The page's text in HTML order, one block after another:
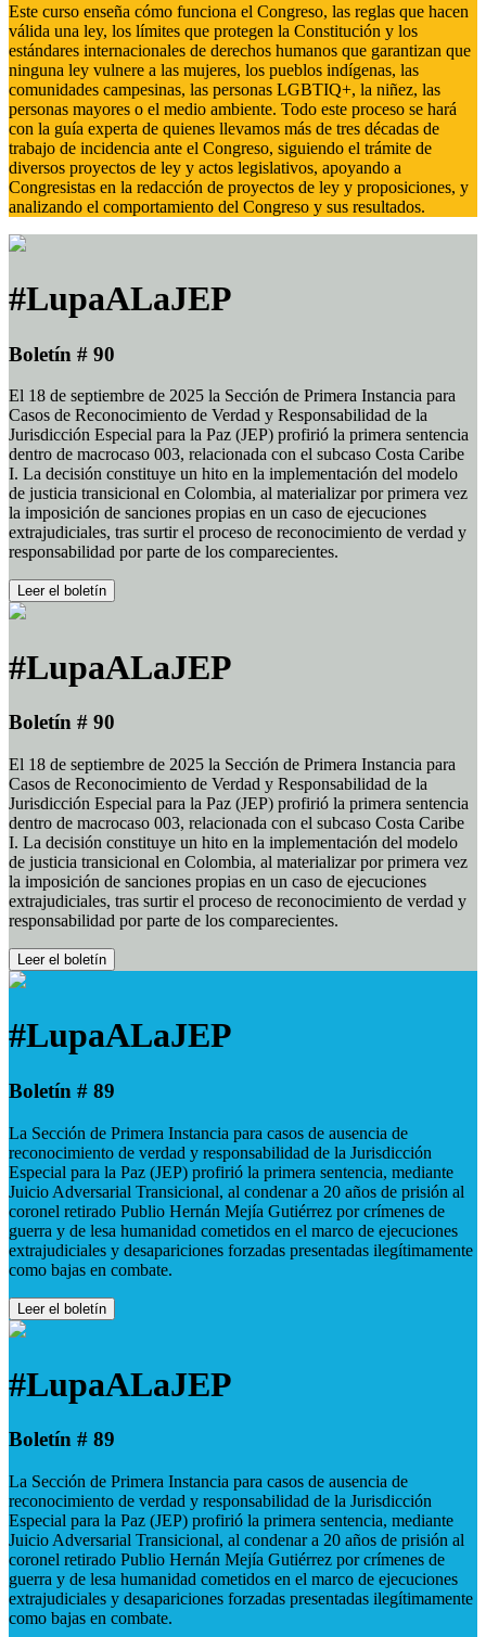
Este curso enseña cómo funciona el Congreso, las reglas que hacen
válida una ley, los límites que protegen la Constitución y los
estándares internacionales de derechos humanos que garantizan que
ninguna ley vulnere a las mujeres, los pueblos indígenas, las
comunidades campesinas, las personas LGBTIQ+, la niñez, las
personas mayores o el medio ambiente. Todo este proceso se hará
con la guía experta de quienes llevamos más de tres décadas de
trabajo de incidencia ante el Congreso, siguiendo el trámite de
diversos proyectos de ley y actos legislativos, apoyando a
Congresistas en la redacción de proyectos de ley y proposiciones, y
analizando el comportamiento del Congreso y sus resultados.
#LupaALaJEP
Boletín # 90
El 18 de septiembre de 2025 la Sección de Primera Instancia para
Casos de Reconocimiento de Verdad y Responsabilidad de la
Jurisdicción Especial para la Paz (JEP) profirió la primera sentencia
dentro de macrocaso 003, relacionada con el subcaso Costa Caribe
I. La decisión constituye un hito en la implementación del modelo
de justicia transicional en Colombia, al materializar por primera vez
la imposición de sanciones propias en un caso de ejecuciones
extrajudiciales, tras surtir el proceso de reconocimiento de verdad y
responsabilidad por parte de los comparecientes.
Leer el boletín
#LupaALaJEP
Boletín # 90
El 18 de septiembre de 2025 la Sección de Primera Instancia para
Casos de Reconocimiento de Verdad y Responsabilidad de la
Jurisdicción Especial para la Paz (JEP) profirió la primera sentencia
dentro de macrocaso 003, relacionada con el subcaso Costa Caribe
I. La decisión constituye un hito en la implementación del modelo
de justicia transicional en Colombia, al materializar por primera vez
la imposición de sanciones propias en un caso de ejecuciones
extrajudiciales, tras surtir el proceso de reconocimiento de verdad y
responsabilidad por parte de los comparecientes.
Leer el boletín
#LupaALaJEP
Boletín # 89
La Sección de Primera Instancia para casos de ausencia de
reconocimiento de verdad y responsabilidad de la Jurisdicción
Especial para la Paz (JEP) profirió la primera sentencia, mediante
Juicio Adversarial Transicional, al condenar a 20 años de prisión al
coronel retirado Publio Hernán Mejía Gutiérrez por crímenes de
guerra y de lesa humanidad cometidos en el marco de ejecuciones
extrajudiciales y desapariciones forzadas presentadas ilegítimamente
como bajas en combate.
Leer el boletín
#LupaALaJEP
Boletín # 89
La Sección de Primera Instancia para casos de ausencia de
reconocimiento de verdad y responsabilidad de la Jurisdicción
Especial para la Paz (JEP) profirió la primera sentencia, mediante
Juicio Adversarial Transicional, al condenar a 20 años de prisión al
coronel retirado Publio Hernán Mejía Gutiérrez por crímenes de
guerra y de lesa humanidad cometidos en el marco de ejecuciones
extrajudiciales y desapariciones forzadas presentadas ilegítimamente
como bajas en combate.